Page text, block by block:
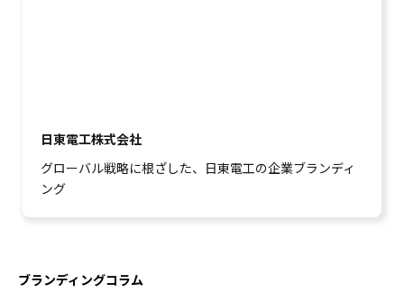
日東電工株式会社
グローバル戦略に根ざした、日東電工の企業ブランディ
ング
ブランディングコラム